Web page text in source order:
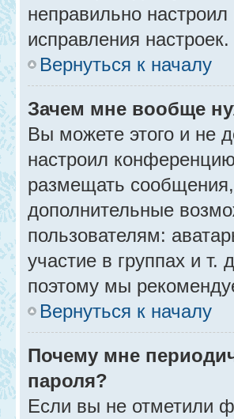
неправильно
исправления настроек.
Вернуться к началу
Зачем мне вообще
Вы можете этого и не
настроил
размещать
дополнительные
пользователям:
участие в группах и т.
поэтому мы
Вернуться к началу
Почему мне
пароля?
Если вы не отметили